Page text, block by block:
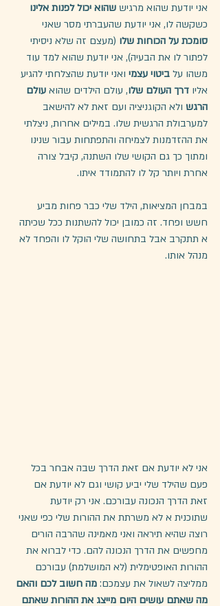
אני יודעת שהוא מרגיש שהוא יכול לפנות אלינו
כשקשה לו, אני יודעת שהעברתי מסר שאני
סומכת על הכוחות שלו (מעצם זה שלא ניסיתי
לפתור לו את הבעיה), אני יודעת שהוא למד עוד
משהו על ביטוי עצמי ואני יודעת שהצלחתי להגיע
אליו דרך העולם שלו, עולם הילדים שהוא עולם
הרגש ולא הקוגניציה ועם זאת לא להישאב
למערבולת הרגשית שלו. במילים אחרות, ניצלתי
את ההזדמנות לצמיחה והתפתחות עבור שנינו
ומתוך כך גם הקושי שלו השתנה, קיבל צורה
אחרת ויותר קל לו להתמודד איתו.
במבחן המציאות, הילד שלי כבר פחות מביע
חשש ופחד. זה כמובן יכול להשתנות ככל שכיתה
א תתקרב אבל בתחושה שלי הוקל לו והפחד לא
מנהל אותו.
אני לא יודעת אם זאת הדרך שבה אבחר בכל
פעם שהילד שלי יביע קושי וגם לא יודעת אם
זאת הדרך הנכונה עבורכם. אני רק יודעת
שתוכנית א לא משרתת את ההורות שלי כפי שאני
רוצה שהיא תיראה ואני מאמינה שהרבה הורים
מחפשים את הדרך הנכונה להם. כדי לברוא את
ההורות האופטימלית (לא המושלמת) עבורכם
ממליצה לשאול את עצמכם: מה חשוב לכם והאם
מה שאתם עושים היום מייצג את ההורות שאתם